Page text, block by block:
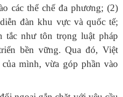
các thể chế đa phương; (2)
đàn khu vực và quốc tế;
tắc như tôn trọng luật pháp
bền vững. Qua đó, Việt
mình, vừa góp phần vào